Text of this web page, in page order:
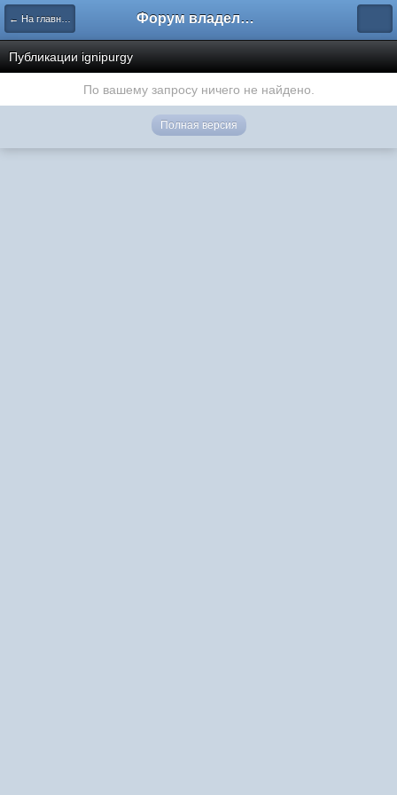
← На главную Форум владельцев интернет-магазинов
Публикации ignipurgy
По вашему запросу ничего не найдено.
Полная версия